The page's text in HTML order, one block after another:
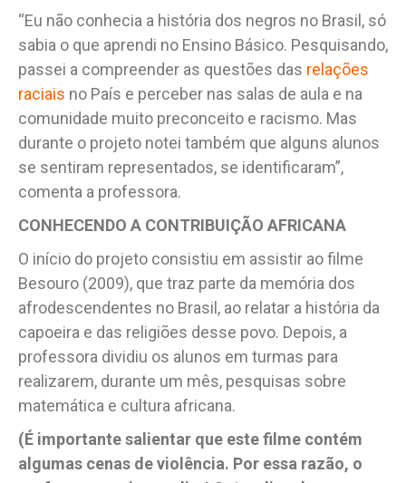
“Eu não conhecia a história dos negros no Brasil, só
sabia o que aprendi no Ensino Básico. Pesquisando,
passei a compreender as questões das relações
raciais no País e perceber nas salas de aula e na
comunidade muito preconceito e racismo. Mas
durante o projeto notei também que alguns alunos
se sentiram representados, se identificaram”,
comenta a professora.
CONHECENDO A CONTRIBUIÇÃO AFRICANA
O início do projeto consistiu em assistir ao filme
Besouro (2009), que traz parte da memória dos
afrodescendentes no Brasil, ao relatar a história da
capoeira e das religiões desse povo. Depois, a
professora dividiu os alunos em turmas para
realizarem, durante um mês, pesquisas sobre
matemática e cultura africana.
(É importante salientar que este filme contém
algumas cenas de violência. Por essa razão, o